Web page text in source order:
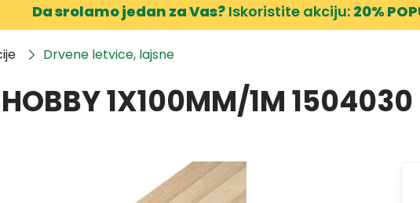
Da srolamo jedan za Vas? Iskoristite akciju: 20%
Drvene letvice, lajsne
1X100MM/1M 1504030